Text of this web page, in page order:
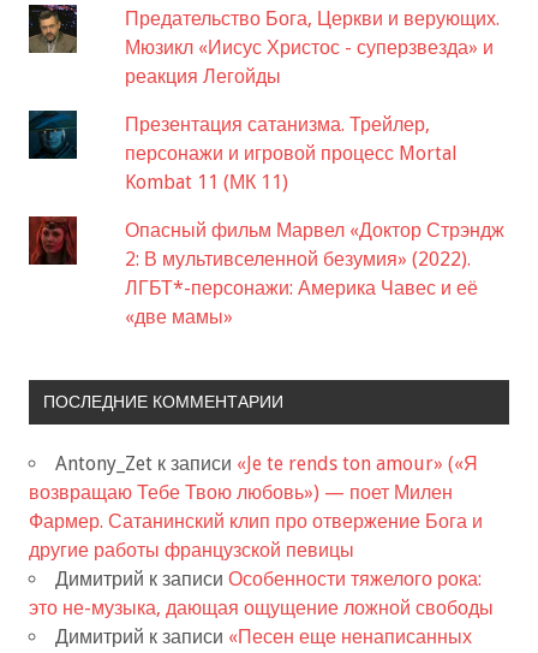
Предательство Бога, Церкви и верующих.
Мюзикл «Иисус Христос - суперзвезда» и
реакция Легойды
Презентация сатанизма. Трейлер,
персонажи и игровой процесс Mortal
Kombat 11 (МК 11)
Опасный фильм Марвел «Доктор Стрэндж
2: В мультивселенной безумия» (2022).
ЛГБТ*-персонажи: Америка Чавес и её
«две мамы»
ПОСЛЕДНИЕ КОММЕНТАРИИ
Antony_Zet к записи «Je te rends ton amour» («Я
возвращаю Тебе Твою любовь») — поет Милен
Фармер. Сатанинский клип про отвержение Бога и
другие работы французской певицы
Димитрий к записи Особенности тяжелого рока:
это не-музыка, дающая ощущение ложной свободы
Димитрий к записи «Песен еще ненаписанных